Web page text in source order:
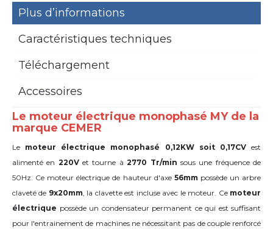
Plus d’informations
Caractéristiques techniques
Téléchargement
Accessoires
Le moteur électrique monophasé MY de la
marque CEMER
Le moteur électrique monophasé 0,12KW soit 0,17CVest
alimenté en 220Vet tourne à2770 Tr/min sous une fréquence de
50Hz. Ce moteur électrique de hauteur d'axe 56mmpossède un arbre
claveté de 9x20mm, la clavette est incluse avec le moteur. Ce moteur
électrique possède un condensateur permanent ce qui est suffisant
pour l'entrainement de machines ne nécessitant pas de couple renforcé